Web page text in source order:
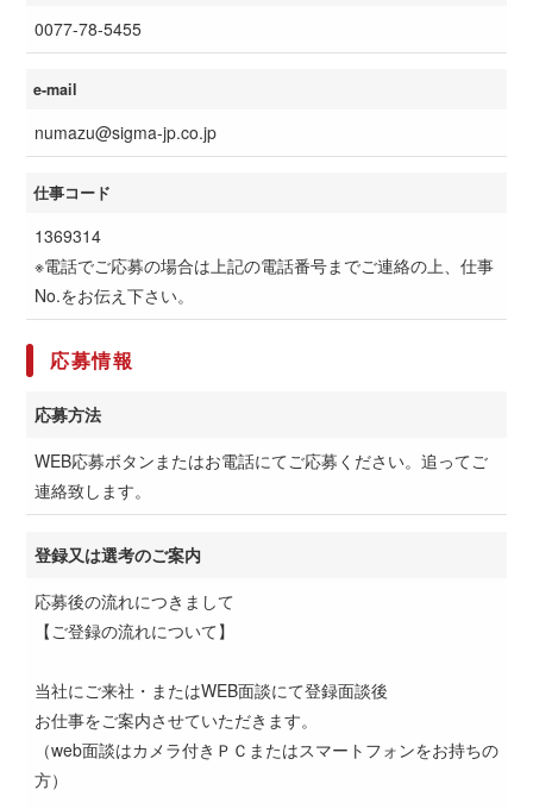
0077-78-5455
e-mail
numazu@sigma-jp.co.jp
仕事コード
1369314
※電話でご応募の場合は上記の電話番号までご連絡の上、仕事
No.をお伝え下さい。
応募情報
応募方法
WEB応募ボタンまたはお電話にてご応募ください。追ってご
連絡致します。
登録又は選考のご案内
応募後の流れにつきまして
【ご登録の流れについて】
当社にご来社・またはWEB面談にて登録面談後
お仕事をご案内させていただきます。
（web面談はカメラ付きＰＣまたはスマートフォンをお持ちの
方）